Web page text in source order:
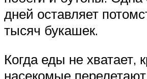
дней оставляет
тысяч букашек.
Когда еды не хватает,
насекомые